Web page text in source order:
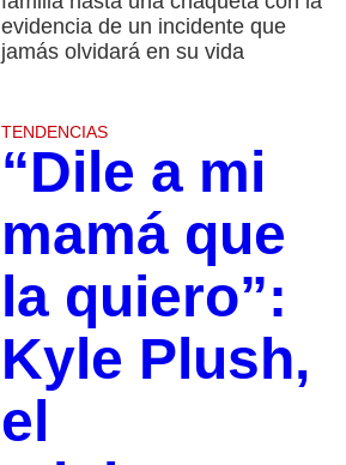
evidencia de un incidente que
jamás olvidará en su vida
TENDENCIAS
“Dile a mi
mamá que
la quiero”:
Kyle Plush,
el